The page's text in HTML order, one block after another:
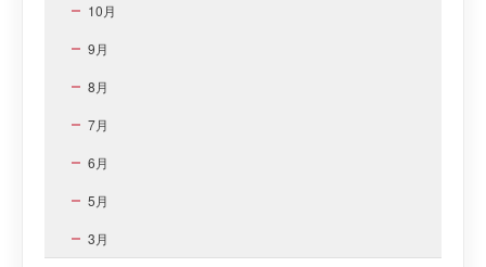
10月
9月
8月
7月
6月
5月
3月